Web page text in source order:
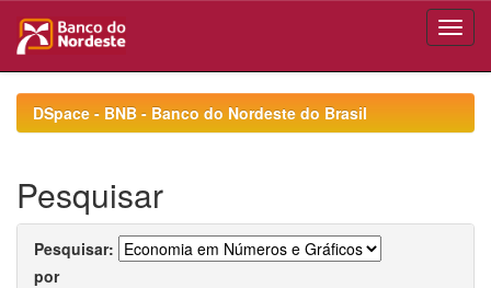
navigationDSpace - BNB - Banco do Nordeste do Brasil
Pesquisar
Pesquisar:
por